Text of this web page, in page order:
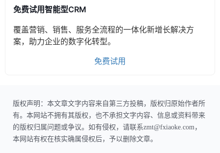
免费试用智能型CRM
覆盖营销、销售、服务全流程的一体化新增长解决方
案，助力企业的数字化转型。
免费试用
版权声明：本文章文字内容来自第三方投稿，版权归原始作者所
有。本网站不拥有其版权，也不承担文字内容、信息或资料带来
的版权归属问题或争议。如有侵权，请联系zmt@fxiaoke.com，
本网站有权在核实确属侵权后，予以删除文章。